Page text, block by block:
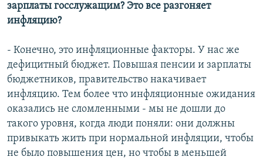
зарплаты госслужащим? Это все разгоняет
инфляцию?
- Конечно, это инфляционные факторы. У нас же
дефицитный бюджет. Повышая пенсии и зарплаты
бюджетников, правительство накачивает
инфляцию. Тем более что инфляционные ожидания
оказались не сломленными - мы не дошли до
такого уровня, когда люди поняли: они должны
привыкать жить при нормальной инфляции, чтобы
не было повышения цен, но чтобы в меньшей